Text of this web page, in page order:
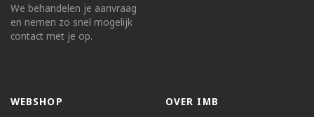
We behandelen je aanvraag
en nemen zo snel mogelijk
contact met je op.
WEBSHOP OVER IMB